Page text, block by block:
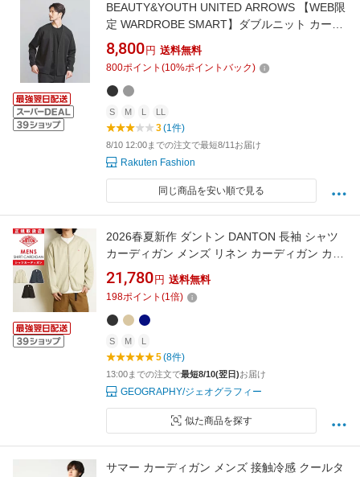
BEAUTY&YOUTH UNITED ARROWS 【WEB限
定 WARDROBE SMART】ダブルニット カーデ
ィガン/セットアップ対応【抗菌・防臭】 ビュ
ーティー＆ユース ユナイテッドアローズ トッ
プス カーディガン グリーン グレー ブラック
【送料無料】
8,800 円 送料無料
800ポイント (10%ポイントバック)
S M L LL
3(1件)
8/10 12:00までの注文で最短8/11お届け
Rakuten Fashion
同じ商品を安い順で見る
2026春夏新作 ダントン DANTON 長袖 シャツ
カーディガン メンズ リネン カーディガン カジ
ュアル おしゃれ DT-B0350LIP テレワーク 在宅
勤務 ビジネス 春 夏【gs0】
21,780 円 送料無料
198ポイント (1倍)
S M L
5(8件)
13:00までの注文で最短8/10(翌日)お届け
GEOGRAPHY/ジェオグラフィー
似た商品を探す
サマー カーディガン メンズ 接触冷感 クールタ